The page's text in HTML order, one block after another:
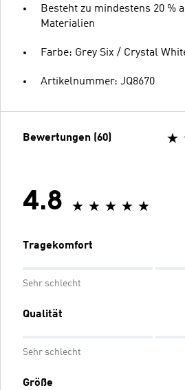
Besteht zu mindestens 20 %
Materialien
Farbe: Grey Six / Crystal
Artikelnummer: JQ8670
Bewertungen (60)
4.8
Tragekomfort
Sehr schlecht
Qualität
Sehr schlecht
Größe